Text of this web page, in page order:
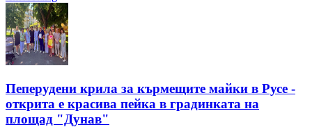
Пеперудени крила за кърмещите майки в Русе -
открита е красива пейка в градинката на
площад "Дунав"